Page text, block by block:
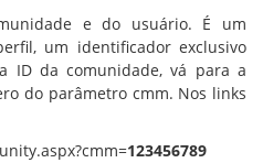
e do usuário. É um
um identificador exclusivo
ID da comunidade, vá para a
do parâmetro cmm. Nos links
123456789